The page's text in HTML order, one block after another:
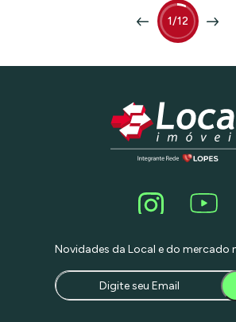
1/12
de São Paulo, com fácil acesso a
transporte público, bancos,
restaurantes e serviços. Espaço
clientes. Ambiente moderno e
confortável: Ar-condicionado
seu conforto e mobiliado,
você se instalar e começar a
Segurança e comodidade: O
Novidades da Local e do mercado